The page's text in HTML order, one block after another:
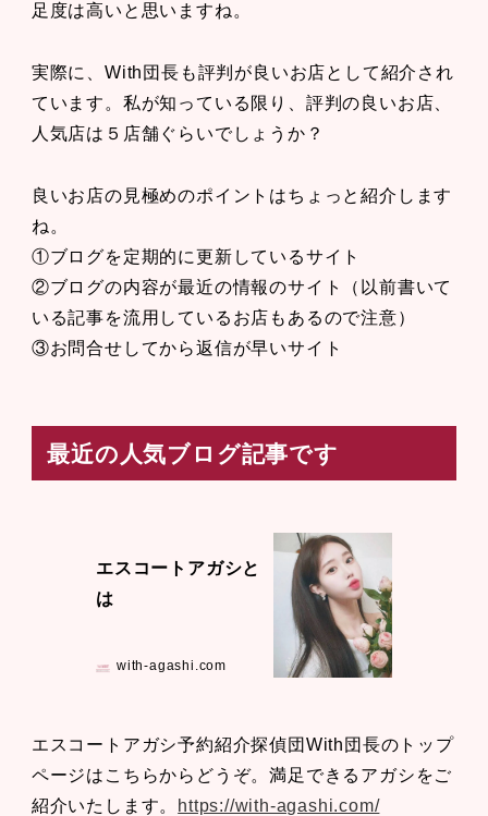
足度は高いと思いますね。
実際に、With団長も評判が良いお店として紹介され
ています。私が知っている限り、評判の良いお店、
人気店は５店舗ぐらいでしょうか？
良いお店の見極めのポイントはちょっと紹介します
ね。
①ブログを定期的に更新しているサイト
②ブログの内容が最近の情報のサイト（以前書いて
いる記事を流用しているお店もあるので注意）
③お問合せしてから返信が早いサイト
最近の人気ブログ記事です
エスコートアガシと
は
with-agashi.com
エスコートアガシ予約紹介探偵団With団長のトップ
ページはこちらからどうぞ。満足できるアガシをご
紹介いたします。
https://with-agashi.com/